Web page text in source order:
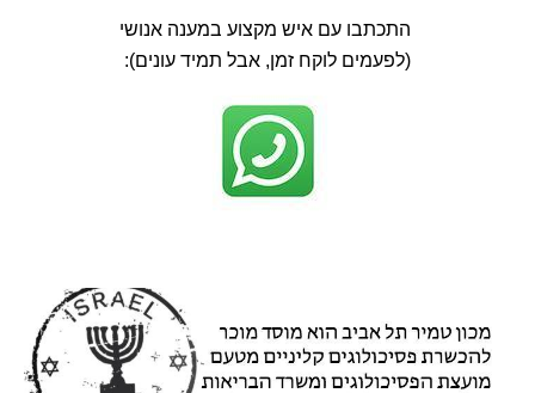
התכתבו עם איש מקצוע במענה אנושי
(לפעמים לוקח זמן, אבל תמיד עונים):